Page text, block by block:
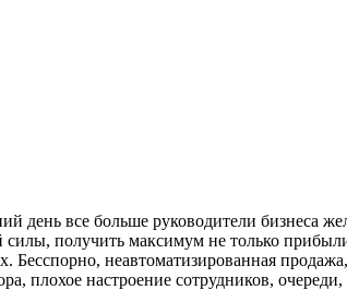
день все больше руководители бизнеса
получить максимум не только
неавтоматизированная
плохое настроение сотрудников,